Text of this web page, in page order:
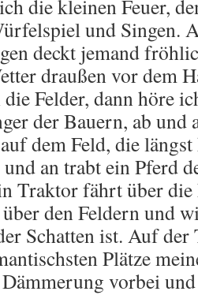
die kleinen Feuer,
und Singen.
deckt jemand
draußen vor dem
Felder, dann höre
der Bauern, ab und
dem Feld, die
an trabt ein Pferd
Traktor fährt über die
den Feldern und
Schatten ist. Auf
Plätze
vorbei